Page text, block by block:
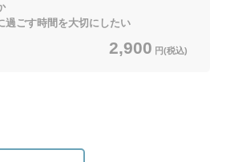
ごす時間を大切にしたい
2,900 円(税込)